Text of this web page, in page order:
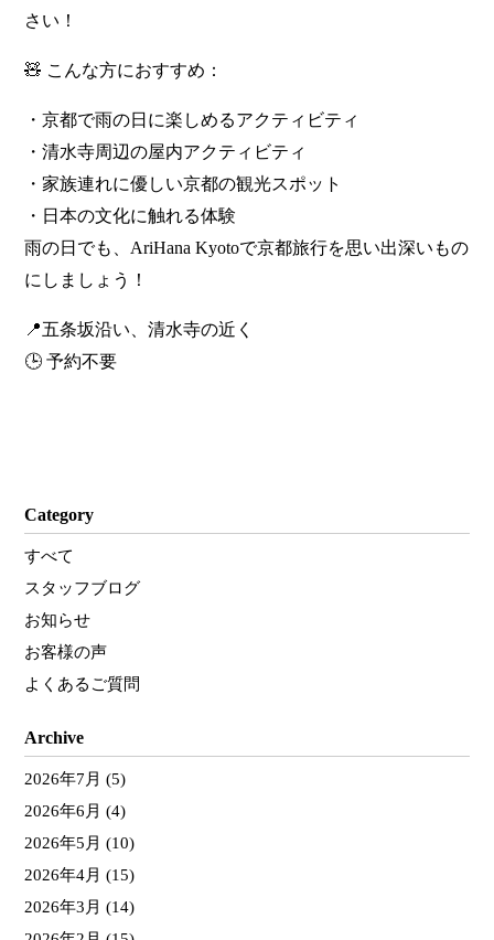
さい！
🧸 こんな方におすすめ：
・京都で雨の日に楽しめるアクティビティ
・清水寺周辺の屋内アクティビティ
・家族連れに優しい京都の観光スポット
・日本の文化に触れる体験
雨の日でも、AriHana Kyotoで京都旅行を思い出深いもの
にしましょう！
📍五条坂沿い、清水寺の近く
🕒 予約不要
Category
すべて
スタッフブログ
お知らせ
お客様の声
よくあるご質問
Archive
2026年7月 (5)
2026年6月 (4)
2026年5月 (10)
2026年4月 (15)
2026年3月 (14)